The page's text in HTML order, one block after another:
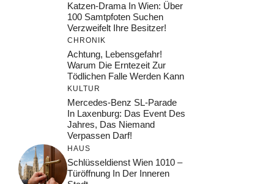
Katzen-Drama In Wien: Über
100 Samtpfoten Suchen
Verzweifelt Ihre Besitzer!
CHRONIK
Achtung, Lebensgefahr!
Warum Die Erntezeit Zur
Tödlichen Falle Werden Kann
KULTUR
Mercedes-Benz SL-Parade
In Laxenburg: Das Event Des
Jahres, Das Niemand
Verpassen Darf!
HAUS
Schlüsseldienst Wien 1010 –
Türöffnung In Der Inneren